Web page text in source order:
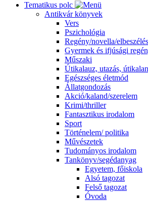
Tematikus polc
Antikvár könyvek
Vers
Pszichológia
Regény/novella/elbeszélés
Gyermek és ifjúsági
Műszaki
Útikalauz, utazás,
Egészséges életmód
Állatgondozás
Akció/kaland/szerelem
Krimi/thriller
Fantasztikus irodalom
Sport
Történelem/ politika
Művészetek
Tudományos irodalom
Tankönyv/segédanyag
Egyetem, főiskola
Alsó tagozat
Felső tagozat
Óvoda